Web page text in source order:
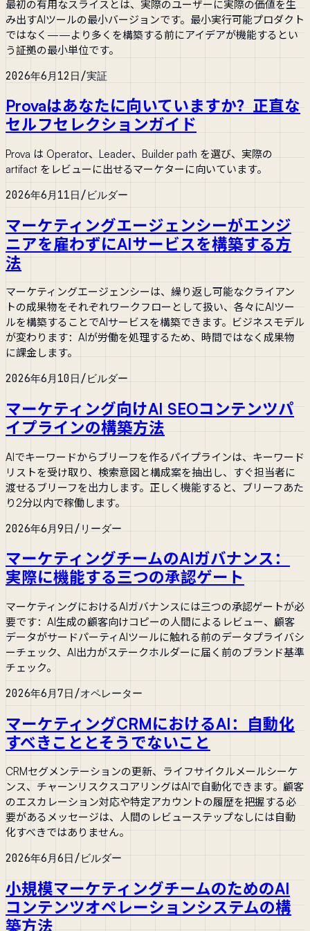
最初の有用なスライスとは、実際のユーザーに実際の価値を生
み出すAIツールの最小バージョンです。最小実行可能プロダクト
ではなく——より多くを構築する前にアイデアが機能するとい
う証拠の最小単位です。
2026年6月12日 /実証
Provaはあなたに向いていますか？正直な
セルフセレクションガイド
Prova は Operator、Leader、Builder path を選び、実際の
artifact をレビューに出せるマーケターに向いています。
2026年6月11日/ビルダー
マーケティングエージェンシーがエンジ
ニアを雇わずにAIサービスを構築する方
法
マーケティングエージェンシーは、繰り返し可能なクライアン
トの成果物をそれぞれワークフローとして扱い、各々にAIツー
ルを構築することでAIサービスを構築できます。ビジネスモデル
が変わります：AIが労働を処理するため、時間ではなく成果物
に課金します。
2026年6月10日/ビルダー
マーケティング向けAI SEOコンテンツパ
イプラインの構築方法
AIでキーワードからブリーフを作るパイプラインは、キーワード
リストを受け取り、検索意図と構成案を抽出し、すぐ担当者に
渡せるブリーフを出力します。正しく機能すると、ブリーフあた
り2分以内で稼働します。
2026年6月9日 / リーダー
マーケティングチームのAIガバナンス：
実際に機能する三つの承認ゲート
マーケティングにおけるAIガバナンスには三つの承認ゲートが必
要です：AI生成の顧客向けコピーの人間によるレビュー、顧客
データがサードパーティAIツールに触れる前のデータプライバシ
ーチェック、AI出力がステークホルダーに届く前のブランド基準
チェック。
2026年6月7日/オペレーター
マーケティングCRMにおけるAI：自動化
すべきこととそうでないこと
CRMセグメンテーションの更新、ライフサイクルメールシーケ
ンス、チャーンリスクスコアリングはAIで自動化できます。顧客
のエスカレーション対応や特定アカウントの履歴を把握する必
要があるメッセージは、人間のレビューステップなしには自動
化すべきではありません。
2026年6月6日/ビルダー
小規模マーケティングチームのためのAI
コンテンツオペレーションシステムの構
築方法